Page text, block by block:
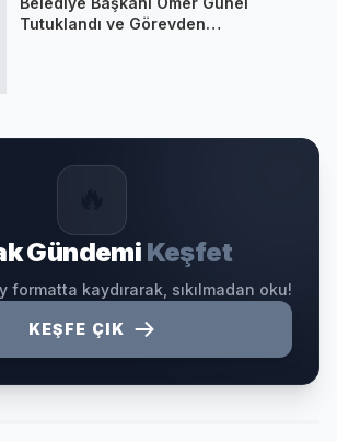
Tutuklandı ve Görevden
Gündemi Keşfet
formatta kaydırarak, sıkılmadan oku!
KEŞFE ÇIK